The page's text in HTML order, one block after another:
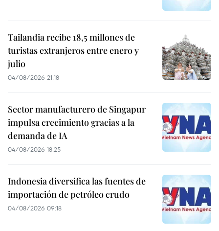
Tailandia recibe 18,5 millones de
turistas extranjeros entre enero y
julio
04/08/2026 21:18
Sector manufacturero de Singapur
impulsa crecimiento gracias a la
demanda de IA
04/08/2026 18:25
Indonesia diversifica las fuentes de
importación de petróleo crudo
04/08/2026 09:18